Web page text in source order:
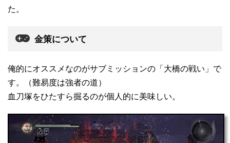
た。
金策について
俺的にオススメなのがサブミッションの「大橋の戦い」で
す。（難易度は強者の道）
血刀塚をひたすら掘るのが個人的に美味しい。